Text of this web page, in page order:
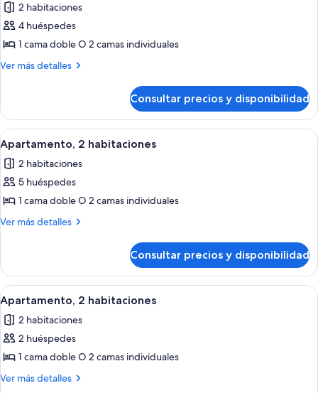
las
fotos
de
Apartamento,
2 habitaciones
4 huéspedes
1 cama doble O 2 camas individuales
Ver más detalles
Más
2
habitaciones
Consultar precios y disponibilidad
Abrir
todas
las
fotos
de
Apartamento,
Tabla de planchar con plancha,
14
Apartamento, 2 habitaciones
2 habitaciones
5 huéspedes
1 cama doble O 2 camas individuales
Ver más detalles
Más
2
habitaciones
Consultar precios y disponibilidad
Abrir
todas
las
fotos
de
Apartamento,
Tabla de planchar con plancha,
14
Apartamento, 2 habitaciones
2 habitaciones
2 huéspedes
1 cama doble O 2 camas individuales
Ver más detalles
Más